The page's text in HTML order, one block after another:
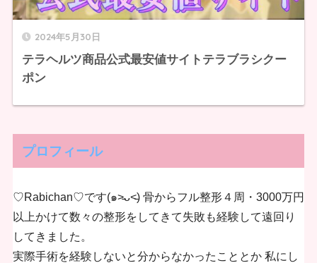
2024年5月30日
テラヘルツ商品公式最安値サイトテラブラシクー
ポン
プロフィール
♡Rabichan♡です(๑˃̵ᴗ˂̵) 骨からフル整形４周・3000万円
以上かけて数々の整形をしてきて失敗も経験して遠回り
してきました。
実際手術を経験しないと分からなかったこととか 私にし